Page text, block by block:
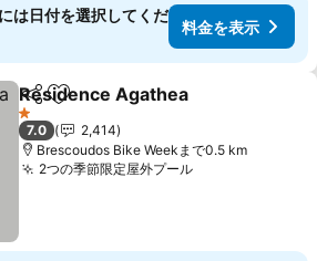
は日付を選択してくだ
料金を表示
シェアお気に入りに追加
Residence Agathea
1 ホテルのランク
7.0
2,414
Brescoudos Bike Weekまで0.5 km
2つの季節限定屋外プール